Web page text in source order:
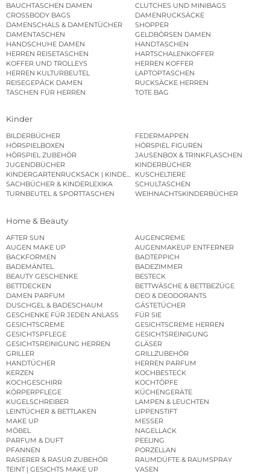
BAUCHTASCHEN DAMEN
CLUTCHES UND MINIBAGS
CROSSBODY BAGS
DAMENRUCKSÄCKE
DAMENSCHALS & DAMENTÜCHER
SHOPPER
DAMENTASCHEN
GELDBÖRSEN DAMEN
HANDSCHUHE DAMEN
HANDTASCHEN
HERREN REISETASCHEN
HARTSCHALENKOFFER
KOFFER UND TROLLEYS
HERREN KOFFER
HERREN KULTURBEUTEL
LAPTOPTASCHEN
REISEGEPÄCK DAMEN
RUCKSÄCKE HERREN
TASCHEN FÜR HERREN
TOTE BAG
Kinder
BILDERBÜCHER
FEDERMAPPEN
HÖRSPIELBOXEN
HÖRSPIEL FIGUREN
HÖRSPIEL ZUBEHÖR
JAUSENBOX & TRINKFLASCHEN
JUGENDBÜCHER
KINDERBÜCHER
KINDERGARTENRUCKSACK | KINDERGARTENBEUTEL
KUSCHELTIERE
SACHBÜCHER & KINDERLEXIKA
SCHULTASCHEN
TURNBEUTEL & SPORTTASCHEN
WEIHNACHTSKINDERBÜCHER
Home & Beauty
AFTER SUN
AUGENCREME
AUGEN MAKE UP
AUGENMAKEUP ENTFERNER
BACKFORMEN
BADTEPPICH
BADEMÄNTEL
BADEZIMMER
BEAUTY GESCHENKE
BESTECK
BETTDECKEN
BETTWÄSCHE & BETTBEZÜGE
DAMEN PARFUM
DEO & DEODORANTS
DUSCHGEL & BADESCHAUM
GÄSTETÜCHER
GESCHENKE FÜR JEDEN ANLASS
FÜR SIE
GESICHTSCREME
GESICHTSCREME HERREN
GESICHTSPFLEGE
GESICHTSREINIGUNG
GESICHTSREINIGUNG HERREN
GLÄSER
GRILLER
GRILLZUBEHÖR
HANDTÜCHER
HERREN PARFUM
KERZEN
KOCHBESTECK
KOCHGESCHIRR
KOCHTÖPFE
KÖRPERPFLEGE
KÜCHENGERÄTE
KUGELSCHREIBER
LAMPEN & LEUCHTEN
LEINTÜCHER & BETTLAKEN
LIPPENSTIFT
MAKE UP
MESSER
MÖBEL
NAGELLACK
PARFUM & DUFT
PEELING
PFANNEN
PORZELLAN
RASIERER & RASUR ZUBEHÖR
RAUMDÜFTE & RAUMSPRAY
TEINT | GESICHTS MAKE UP
VASEN